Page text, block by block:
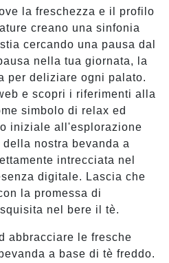
la freschezza e il profilo
creano una sinfonia
cercando una pausa dal
nella tua giornata, la
per deliziare ogni palato.
e scopri i riferimenti alla
simbolo di relax ed
iniziale all'esplorazione
nostra bevanda a
intrecciata nel
digitale. Lascia che
la promessa di
nel bere il tè.
abbracciare le fresche
a base di tè freddo.